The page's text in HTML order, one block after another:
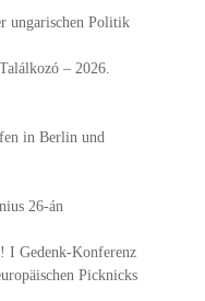
ungarischen Politik
– 2026.
in Berlin und
26-án
I Gedenk-Konferenz
Picknicks